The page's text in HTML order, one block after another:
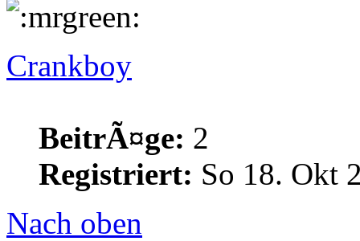
Crankboy
BeitrÃ¤ge: 2
Registriert: So 18. Okt
Nach oben